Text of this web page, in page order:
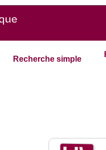
Recherche simple